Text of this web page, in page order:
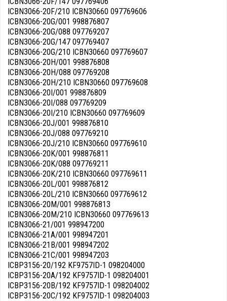
ICBN3066-20F/210 ICBN30660 097769606
ICBN3066-20G/001 998876807
ICBN3066-20G/088 097769207
ICBN3066-20G/147 097769407
ICBN3066-20G/210 ICBN30660 097769607
ICBN3066-20H/001 998876808
ICBN3066-20H/088 097769208
ICBN3066-20H/210 ICBN30660 097769608
ICBN3066-20I/001 998876809
ICBN3066-20I/088 097769209
ICBN3066-20I/210 ICBN30660 097769609
ICBN3066-20J/001 998876810
ICBN3066-20J/088 097769210
ICBN3066-20J/210 ICBN30660 097769610
ICBN3066-20K/001 998876811
ICBN3066-20K/088 097769211
ICBN3066-20K/210 ICBN30660 097769611
ICBN3066-20L/001 998876812
ICBN3066-20L/210 ICBN30660 097769612
ICBN3066-20M/001 998876813
ICBN3066-20M/210 ICBN30660 097769613
ICBN3066-21/001 998947200
ICBN3066-21A/001 998947201
ICBN3066-21B/001 998947202
ICBN3066-21C/001 998947203
ICBP3156-20/192 KF9757ID-1 098204000
ICBP3156-20A/192 KF9757ID-1 098204001
ICBP3156-20B/192 KF9757ID-1 098204002
ICBP3156-20C/192 KF9757ID-1 098204003